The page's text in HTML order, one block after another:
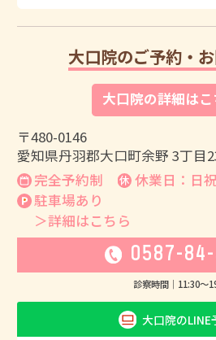
大口院のご予約・
大口院の詳細はこ
〒480-0146
愛知県丹羽郡大口町余野 3丁目
完全予約制
休業日：日祝
駐車場あり
＞詳細はこちら
0587-
診察時間｜ 11:30〜
大口院のLINE